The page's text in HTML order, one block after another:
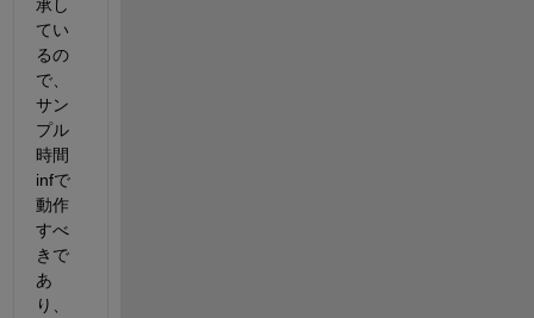
承し
てい
るの
で、
サン
プル
時間
infで
動作
すべ
きで
あ
り、